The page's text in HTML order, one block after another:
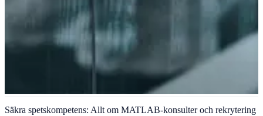
MATLAB-teknik och algoritmveckling
Säkra spetskompetens: Allt om MATLAB-konsulter och rekrytering